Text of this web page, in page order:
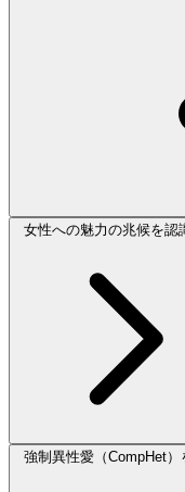
女性への魅力の兆候を認
強制異性愛（CompHet）